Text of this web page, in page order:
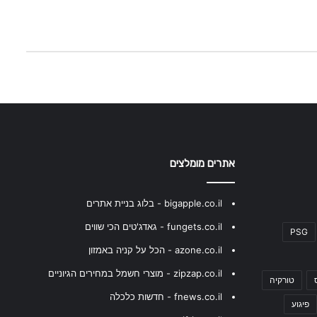
PSG
טורקיה
פיגוע
אתרים מומלצים
bigapple.co.il - בלוג בניית אתרים
fungets.co.il - גאדג'טים הכי שווים
azone.co.il - הכל על קניה באמזון
zipzap.co.il - מוצרי חשמל במחירים הגיוניים
fnews.co.il - חדשות כלכלה